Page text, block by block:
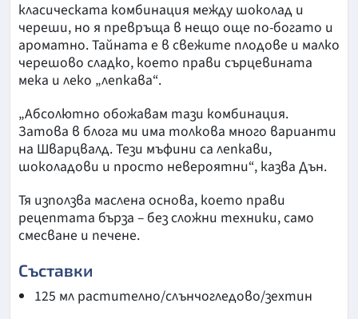
класическата комбинация между шоколад и
череши, но я превръща в нещо още по-богато и
ароматно. Тайната е в свежите плодове и малко
черешово сладко, което прави сърцевината
мека и леко „лепкава“.
„Абсолютно обожавам тази комбинация.
Затова в блога ми има толкова много варианти
на Шварцвалд. Тези мъфини са лепкави,
шоколадови и просто невероятни“, казва Дън.
Тя използва маслена основа, което прави
рецептата бърза – без сложни техники, само
смесване и печене.
Съставки
125 мл растително/слънчогледово/зехтин